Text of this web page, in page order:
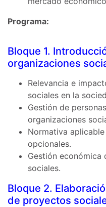
Programa:
Bloque 1.
organizaciones
Relevancia e
sociales en la
Gestión de
organizaciones
Normativa
opcionales.
Gestión económica
sociales.
Bloque 2.
de proyectos